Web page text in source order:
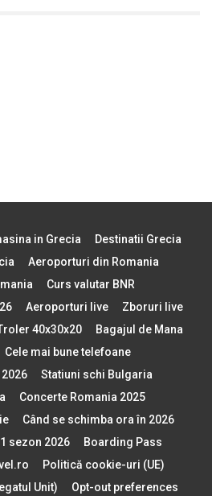
in Grecia
Destinatii Grecia
Aeroporturi din Romania
Curs valutar BNR
Aeroporturi live
Zboruri live
40x30x20
Bagajul de Mana
Cele mai bune telefoane
Statiuni schi Bulgaria
Concerte Romania 2025
Când se schimba ora în 2026
sezon 2026
Boarding Pass
Politică cookie-uri (UE)
Unit)
Opt-out preferences